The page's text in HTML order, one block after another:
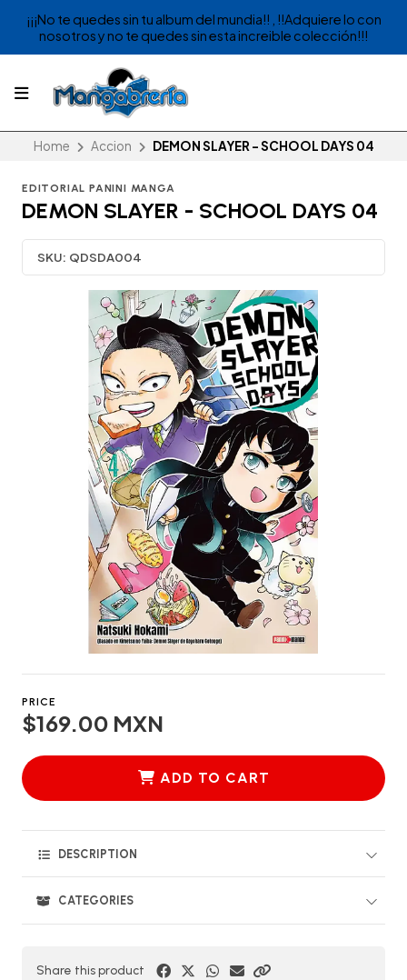
¡¡¡No te quedes sin tu album del mundia!! , !!Adquiere lo con
nosotros y no te quedes sin esta increible colección!!!
Home Accion DEMON SLAYER - SCHOOL DAYS 04
EDITORIAL PANINI MANGA
DEMON SLAYER - SCHOOL DAYS 04
SKU: QDSDA004
PRICE
$169.00 MXN
ADD TO CART
DESCRIPTION
CATEGORIES
Share this product